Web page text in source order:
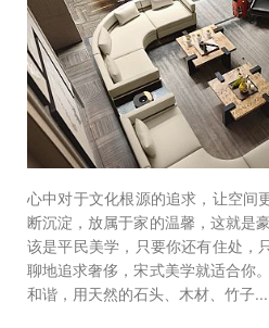
心中对于文化根源的追求，让空间
断沉淀，放属于家的温馨，这就是
该是平民美学，只要你还有住处，
聊地追求奢侈，宋式美学就适合你
和谐，用天然的石头、木材、竹子